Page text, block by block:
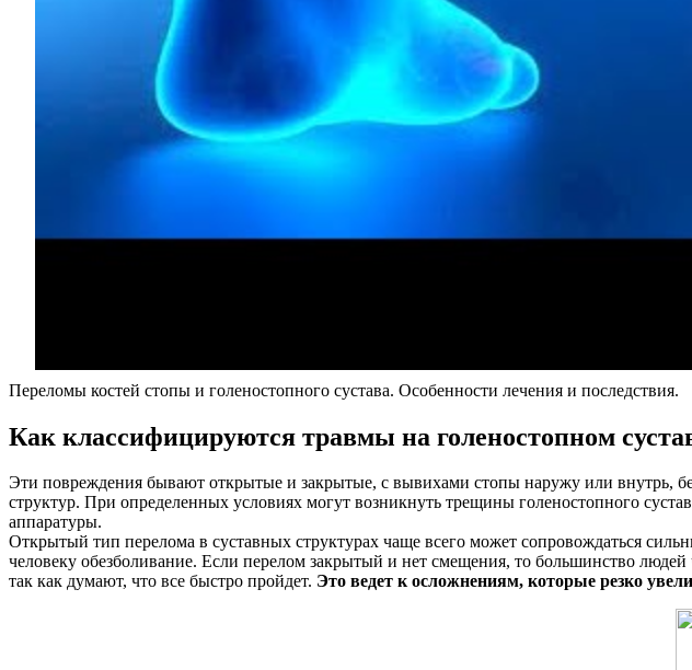
Переломы костей стопы и голеностопного сустава. Особенности лечения и последствия.
Как классифицируются травмы на голеностопном
Эти повреждения бывают открытые и закрытые, с вывихами стопы наружу или внутрь,
структур. При определенных условиях могут возникнуть трещины голеностопного
аппаратуры.
Открытый тип перелома в суставных структурах чаще всего может сопровождаться
человеку обезболивание. Если перелом закрытый и нет смещения, то большинство
так как думают, что все быстро пройдет. Это ведет к осложнениям, которые резко